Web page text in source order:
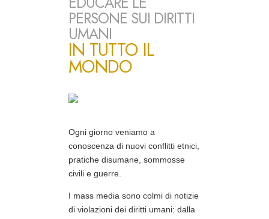
PERSONE SUI DIRITTI
UMANI
IN TUTTO IL
MONDO
Ogni giorno veniamo a
conoscenza di nuovi conflitti etnici,
pratiche disumane, sommosse
civili e guerre.
I mass media sono colmi di notizie
di violazioni dei diritti umani: dalla